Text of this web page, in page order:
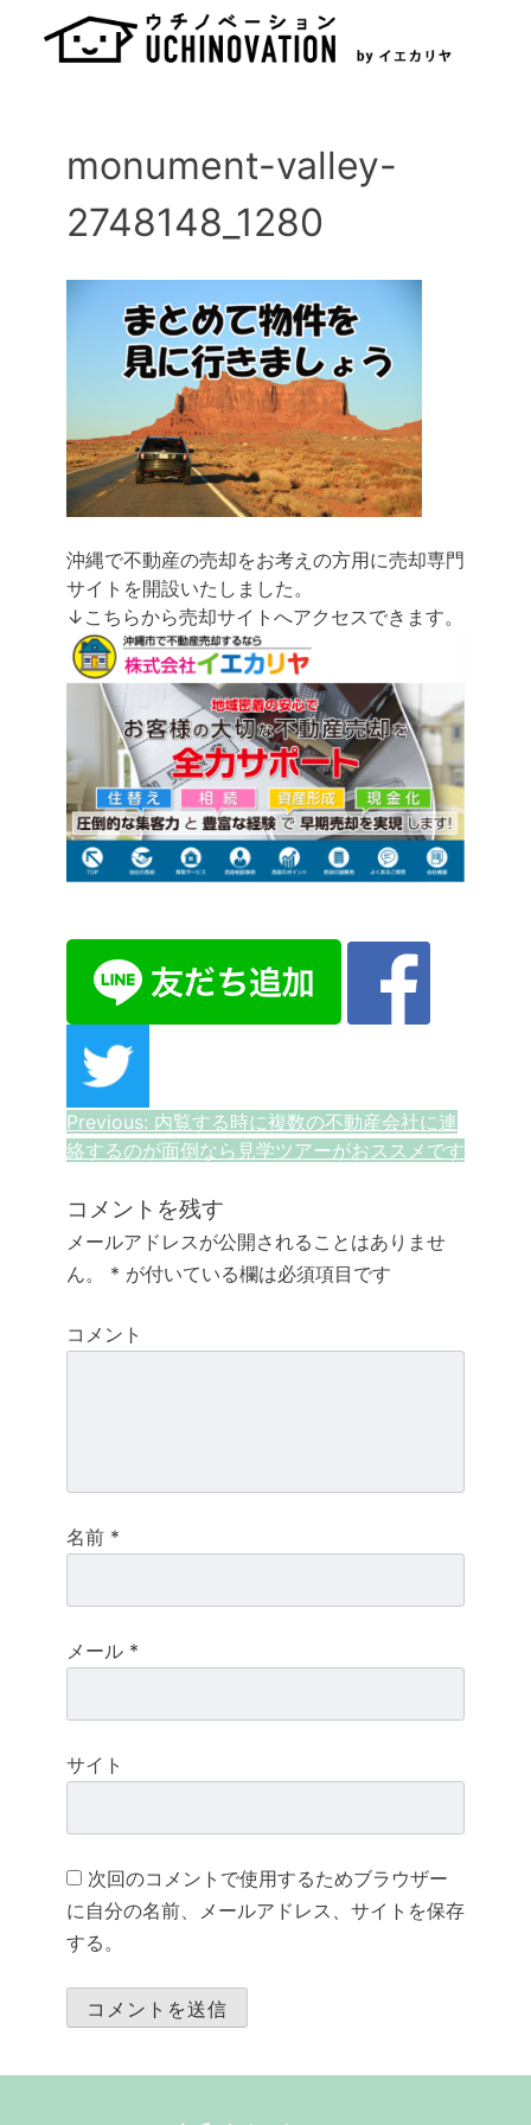
monument-valley-
2748148_1280
沖縄で不動産の売却をお考えの方用に売却専門
サイトを開設いたしました。
↓こちらから売却サイトへアクセスできます。
投
稿
ナ
ビ
ー
Previous: 内覧する時に複数の不動産会社に連
絡するのが面倒なら見学ツアーがおススメです
コメントを残す
メールアドレスが公開されることはありませ
ん。
* が付いている欄は必須項目です
コメント
名前 *
メール *
サイト
次回のコメントで使用するためブラウザー
に自分の名前、メールアドレス、サイトを保存
する。